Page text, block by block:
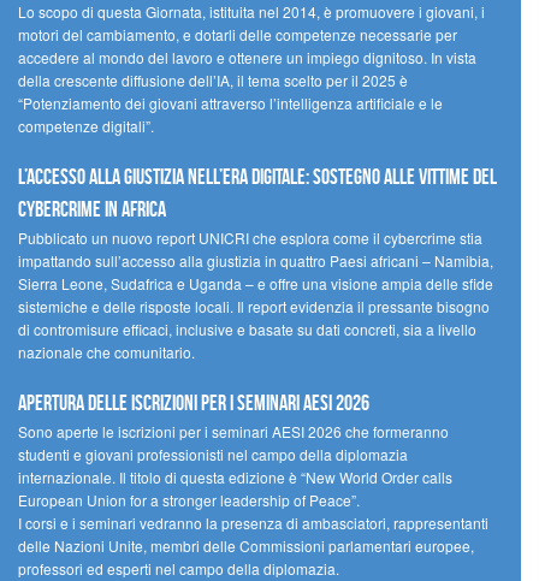
Lo scopo di questa Giornata, istituita nel 2014, è promuovere i giovani, i
motori del cambiamento, e dotarli delle competenze necessarie per
accedere al mondo del lavoro e ottenere un impiego dignitoso. In vista
della crescente diffusione dell’IA, il tema scelto per il 2025 è
“Potenziamento dei giovani attraverso l’intelligenza artificiale e le
competenze digitali”.
L’accesso alla giustizia nell’era digitale: sostegno alle vittime del
cybercrime in Africa
Pubblicato un nuovo report UNICRI che esplora come il cybercrime stia
impattando sull’accesso alla giustizia in quattro Paesi africani – Namibia,
Sierra Leone, Sudafrica e Uganda – e offre una visione ampia delle sfide
sistemiche e delle risposte locali. Il report evidenzia il pressante bisogno
di contromisure efficaci, inclusive e basate su dati concreti, sia a livello
nazionale che comunitario.
Apertura delle iscrizioni per i seminari AESI 2026
Sono aperte le iscrizioni per i seminari AESI 2026 che formeranno
studenti e giovani professionisti nel campo della diplomazia
internazionale. Il titolo di questa edizione è “New World Order calls
European Union for a stronger leadership of Peace”.
I corsi e i seminari vedranno la presenza di ambasciatori, rappresentanti
delle Nazioni Unite, membri delle Commissioni parlamentari europee,
professori ed esperti nel campo della diplomazia.